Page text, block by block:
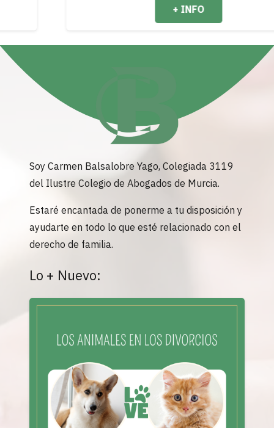
Soy Carmen Balsalobre Yago, Colegiada 3119
del Ilustre Colegio de Abogados de Murcia.
Estaré encantada de ponerme a tu disposición y
ayudarte en todo lo que esté relacionado con el
derecho de familia.
Lo + Nuevo: